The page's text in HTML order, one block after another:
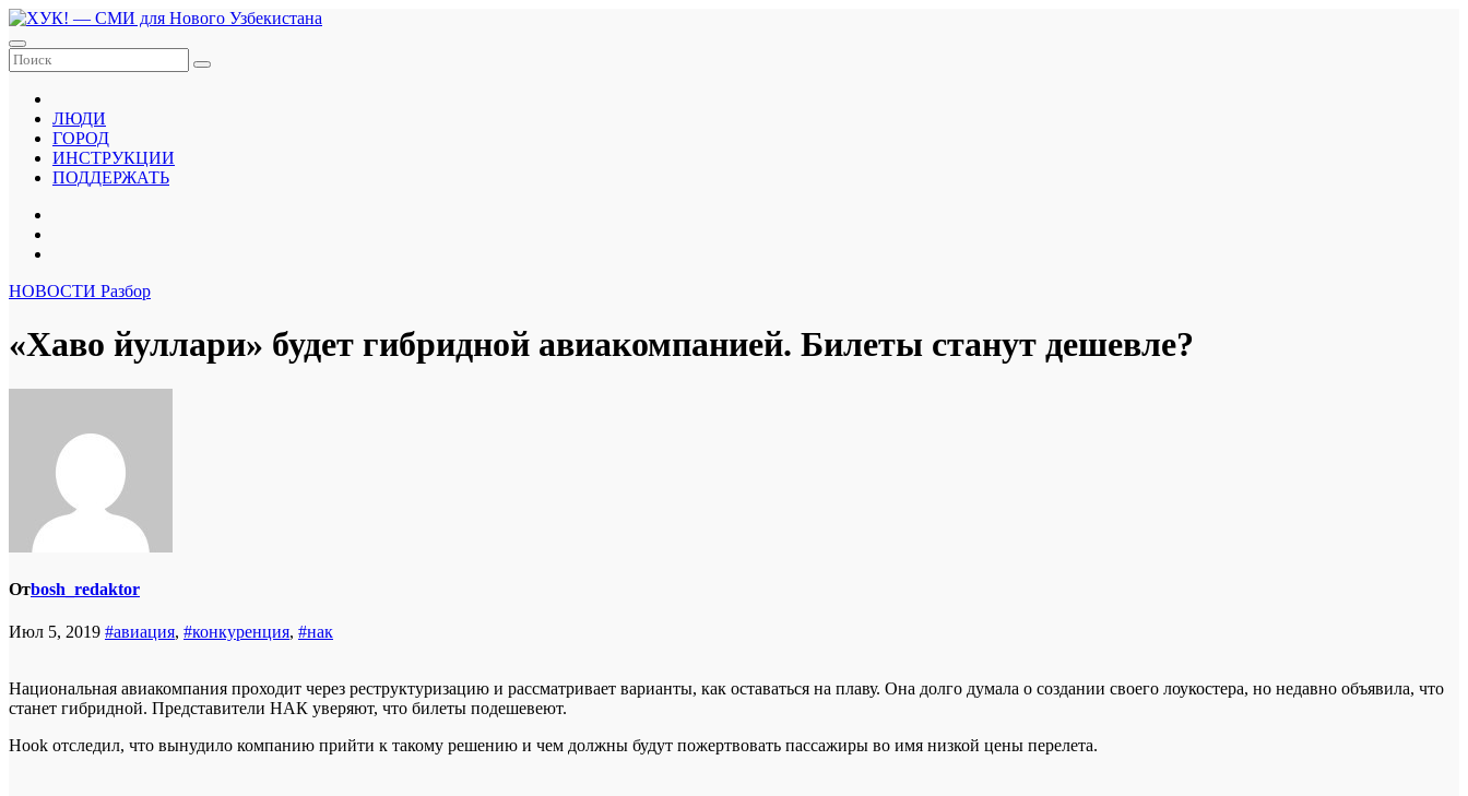
Перейти
к
содержанию
ЛЮДИ
ГОРОД
ИНСТРУКЦИИ
ПОДДЕРЖАТЬ
НОВОСТИ Разбор
«Хаво йуллари» будет гибридной авиакомпанией. Билеты станут дешевле?
Отbosh_redaktor
Июл 5, 2019 #авиация, #конкуренция, #нак
Национальная авиакомпания проходит через реструктуризацию и рассматривает варианты, как оставаться на плаву. Она долго думала о создании своего лоукостера, но недавно объявила, что
станет гибридной. Представители НАК уверяют, что билеты подешевеют.
Hook отследил, что вынудило компанию прийти к такому решению и чем должны будут пожертвовать пассажиры во имя низкой цены перелета.